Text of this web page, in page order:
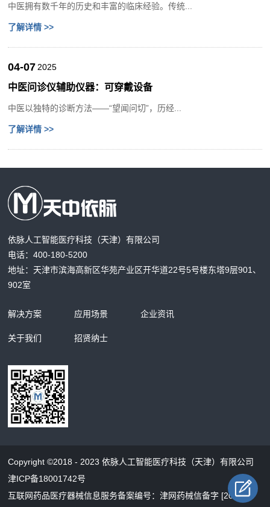
中医拥有数千年的历史和丰富的临床经验。传统...
了解详情 >>
04-07 2025
中医问诊仪辅助仪器：可穿戴设备
中医以独特的诊断方法——“望闻问切”，历经...
了解详情 >>
依脉人工智能医疗科技（天津）有限公司
电话：400-180-5200
地址：天津市滨海高新区华苑产业区开华道22号5号楼东塔9层901、
902室
解决方案 应用场景 企业资讯
关于我们 招贤纳士
Copyright ©2018 - 2023 依脉人工智能医疗科技（天津）有限公司
津ICP备18001742号
互联网药品医疗器械信息服务备案编号：津网药械信备字 [2026]